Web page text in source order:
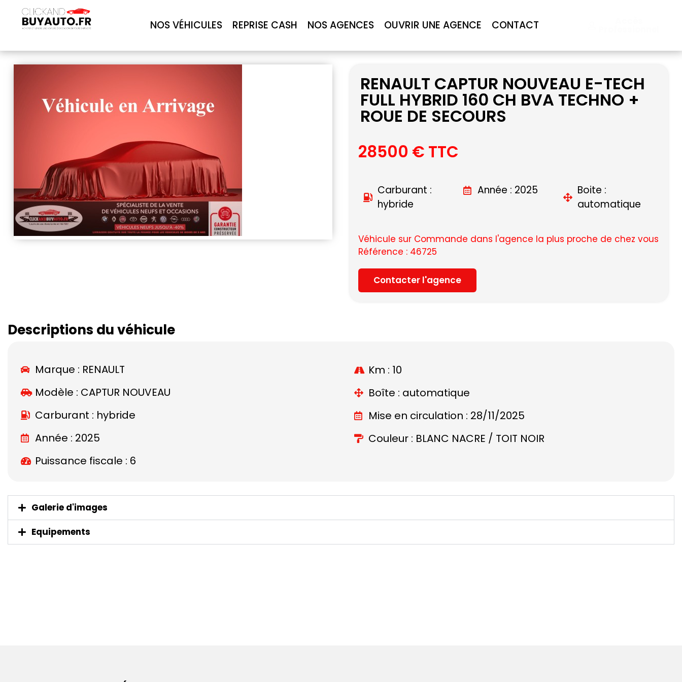
NOS VÉHICULES REPRISE CASH NOS AGENCES OUVRIR UNE AGENCE CONTACT
RENAULT CAPTUR NOUVEAU E-TECH
FULL HYBRID 160 CH BVA TECHNO +
ROUE DE SECOURS
28500 € TTC
Carburant :
hybride
Année : 2025
Boite :
automatique
Véhicule sur Commande dans l'agence la plus proche de chez vous
Référence : 46725
Contacter l'agence
Descriptions du véhicule
Marque : RENAULT
Modèle : CAPTUR NOUVEAU
Carburant : hybride
Année : 2025
Puissance fiscale : 6
Km : 10
Boîte : automatique
Mise en circulation : 28/11/2025
Couleur : BLANC NACRE / TOIT NOIR
Galerie d'images
Equipements